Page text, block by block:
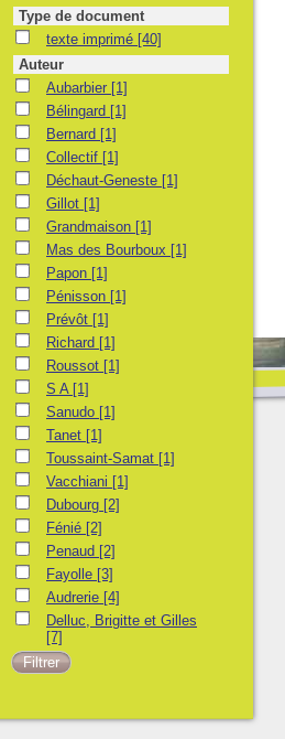
Type de document
texte imprimé [40]
Auteur
Aubarbier [1]
Bélingard [1]
Bernard [1]
Collectif [1]
Déchaut-Geneste [1]
Gillot [1]
Grandmaison [1]
Mas des Bourboux [1]
Papon [1]
Pénisson [1]
Prévôt [1]
Richard [1]
Roussot [1]
S A [1]
Sanudo [1]
Tanet [1]
Toussaint-Samat [1]
Vacchiani [1]
Dubourg [2]
Fénié [2]
Penaud [2]
Fayolle [3]
Audrerie [4]
Delluc, Brigitte et Gilles
[7]